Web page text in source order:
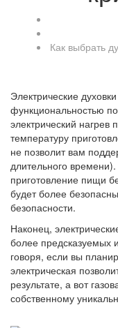
Как выбрать
Электрические
функциональностью
электрический нагрев
температуру
не позволит вам
длительного
приготовление пищи
будет более
безопасности.
Наконец,
более предсказуемых
говоря, если вы
электрическая
результате, а вот
собственному